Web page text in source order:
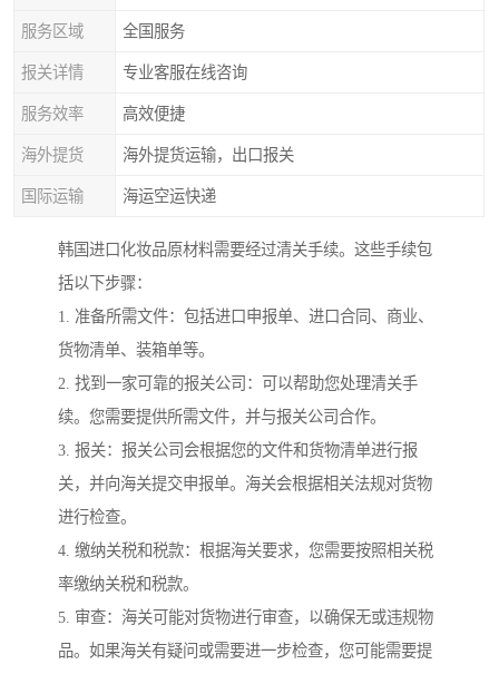
服务区域 全国服务
报关详情 专业客服在线咨询
服务效率 高效便捷
海外提货 海外提货运输，出口报关
国际运输 海运空运快递
韩国进口化妆品原材料需要经过清关手续。这些手续包
括以下步骤：
1. 准备所需文件：包括进口申报单、进口合同、商业、
货物清单、装箱单等。
2. 找到一家可靠的报关公司：可以帮助您处理清关手
续。您需要提供所需文件，并与报关公司合作。
3. 报关：报关公司会根据您的文件和货物清单进行报
关，并向海关提交申报单。海关会根据相关法规对货物
进行检查。
4. 缴纳关税和税款：根据海关要求，您需要按照相关税
率缴纳关税和税款。
5. 审查：海关可能对货物进行审查，以确保无或违规物
品。如果海关有疑问或需要进一步检查，您可能需要提